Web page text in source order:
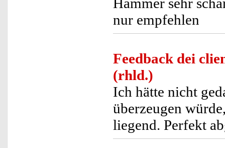
nur empfehlen
Feedback dei
(rhld.)
Ich hätte nicht
überzeugen
liegend. Perfekt